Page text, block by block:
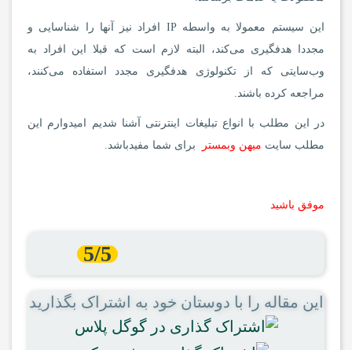
این سیستم معمولا به واسطه IP افراد نیز آنها را شناسایی و
مجددا هدفگیری می‌کند، البته لازم است که قبلا این افراد به
وب‌سایتی که از تکنولوژی هدفگیری مجدد استفاده می‌کنند،
مراجعه کرده باشند.
در این مطلب با انواع تبلیغات اینترنتی آشنا شدیم امیدوارم این
مطلب سایت میهن وبمستر برای شما مفیدباشد.
موفق باشید
5/5
این مقاله را با دوستان خود به اشتراک بگذارید